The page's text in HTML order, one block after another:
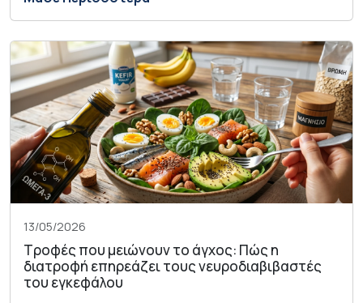
13/05/2026
Τροφές που μειώνουν το άγχος: Πώς η
διατροφή επηρεάζει τους νευροδιαβιβαστές
του εγκεφάλου